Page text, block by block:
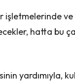
işletmelerinde
hatta bu
yardımıyla,